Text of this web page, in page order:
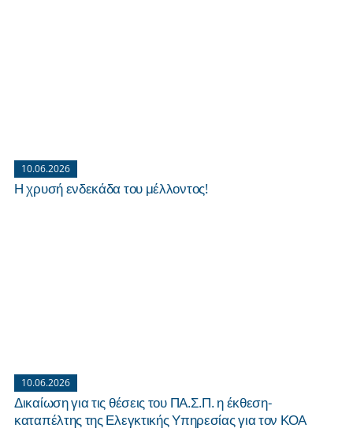
10.06.2026
Η χρυσή ενδεκάδα του μέλλοντος!
10.06.2026
Δικαίωση για τις θέσεις του ΠΑ.Σ.Π. η έκθεση-
καταπέλτης της Ελεγκτικής Υπηρεσίας για τον ΚΟΑ